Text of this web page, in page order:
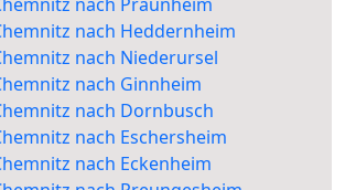
nach Heddernheim
nach Niederursel
nach Ginnheim
nach Dornbusch
nach Eschersheim
nach Eckenheim